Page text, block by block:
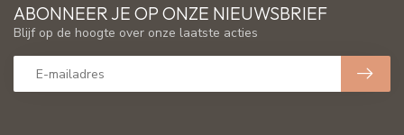
ABONNEER JE OP ONZE NIEUWSBRIEF
Blijf op de hoogte over onze laatste acties